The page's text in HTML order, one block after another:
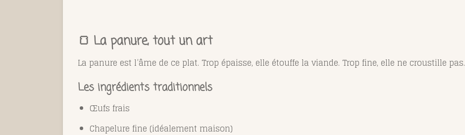
🍞 La panure, tout un art
La panure est l’âme de ce plat. Trop épaisse, elle étouffe la viande. Trop fine, elle ne croustille pas.
Les ingrédients traditionnels
Œufs frais
Chapelure fine (idéalement maison)